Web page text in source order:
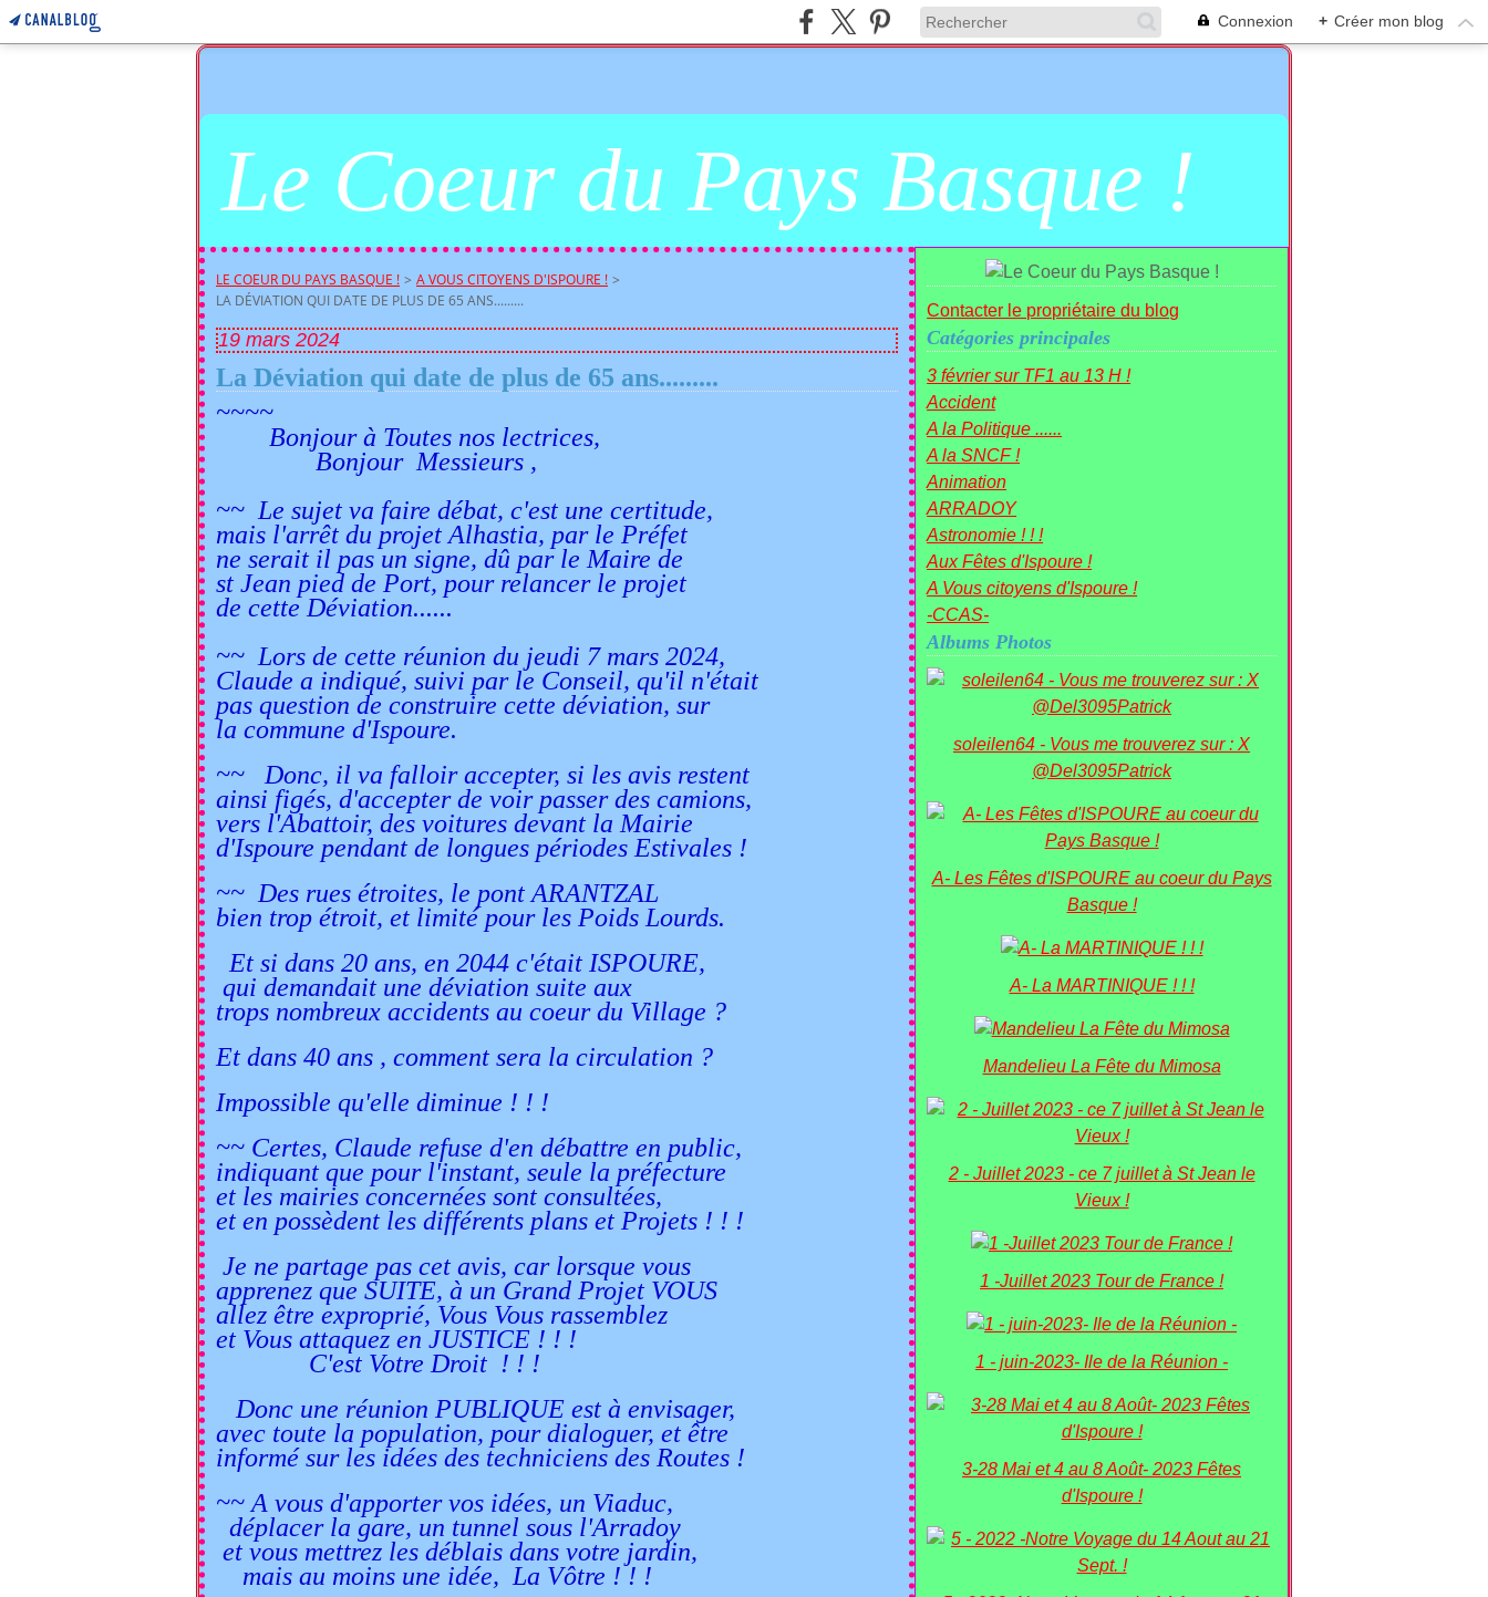
Connexion + Créer mon blog
Le Coeur du Pays Basque !
LE COEUR DU PAYS BASQUE ! > A VOUS CITOYENS D'ISPOURE ! >
LA DÉVIATION QUI DATE DE PLUS DE 65 ANS.........
19 mars 2024
La Déviation qui date de plus de 65 ans.........
~~~~
Bonjour à Toutes nos lectrices,
Bonjour Messieurs ,
~~ Le sujet va faire débat, c'est une certitude,
mais l'arrêt du projet Alhastia, par le Préfet
ne serait il pas un signe, dû par le Maire de
st Jean pied de Port, pour relancer le projet
de cette Déviation......
~~ Lors de cette réunion du jeudi 7 mars 2024,
Claude a indiqué, suivi par le Conseil, qu'il n'était
pas question de construire cette déviation, sur
la commune d'Ispoure.
~~ Donc, il va falloir accepter, si les avis restent
ainsi figés, d'accepter de voir passer des camions,
vers l'Abattoir, des voitures devant la Mairie
d'Ispoure pendant de longues périodes Estivales !
~~ Des rues étroites, le pont ARANTZAL
bien trop étroit, et limité pour les Poids Lourds.
Et si dans 20 ans, en 2044 c'était ISPOURE,
qui demandait une déviation suite aux
trops nombreux accidents au coeur du Village ?
Et dans 40 ans , comment sera la circulation ?
Impossible qu'elle diminue ! ! !
~~ Certes, Claude refuse d'en débattre en public,
indiquant que pour l'instant, seule la préfecture
et les mairies concernées sont consultées,
et en possèdent les différents plans et Projets ! ! !
Je ne partage pas cet avis, car lorsque vous
apprenez que SUITE, à un Grand Projet VOUS
allez être exproprié, Vous Vous rassemblez
et Vous attaquez en JUSTICE ! ! !
C'est Votre Droit ! ! !
Donc une réunion PUBLIQUE est à envisager,
avec toute la population, pour dialoguer, et être
informé sur les idées des techniciens des Routes !
~~ A vous d'apporter vos idées, un Viaduc,
déplacer la gare, un tunnel sous l'Arradoy
et vous mettrez les déblais dans votre jardin,
mais au moins une idée, La Vôtre ! ! !
Contacter le propriétaire du blog
Catégories principales
3 février sur TF1 au 13 H !
Accident
A la Politique ......
A la SNCF !
Animation
ARRADOY
Astronomie ! ! !
Aux Fêtes d'Ispoure !
A Vous citoyens d'Ispoure !
-CCAS-
Albums Photos
soleilen64 - Vous me trouverez sur : X
@Del3095Patrick
A- Les Fêtes d'ISPOURE au coeur du Pays
Basque !
A- La MARTINIQUE ! ! !
Mandelieu La Fête du Mimosa
2 - Juillet 2023 - ce 7 juillet à St Jean le
Vieux !
1 -Juillet 2023 Tour de France !
1 - juin-2023- Ile de la Réunion -
3-28 Mai et 4 au 8 Août- 2023 Fêtes
d'Ispoure !